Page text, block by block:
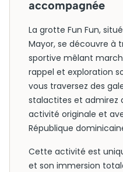
accompagnée
La grotte Fun Fun,
Mayor, se découvre à
sportive mêlant
rappel et exploration
vous traversez des
stalactites et admirez
activité originale et
République
Cette activité est
et son immersion